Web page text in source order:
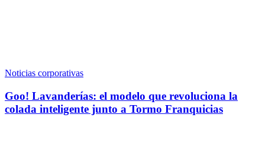
Noticias corporativas
Goo! Lavanderías: el modelo que revoluciona la
colada inteligente junto a Tormo Franquicias